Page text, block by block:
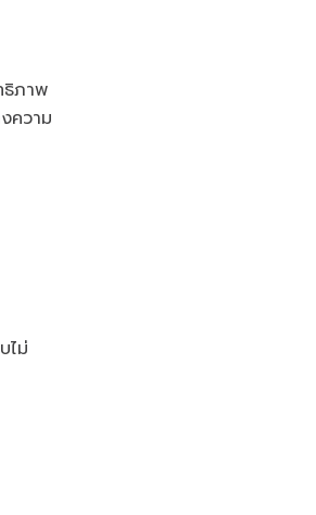
ธิภาพ
ความ
ไม่